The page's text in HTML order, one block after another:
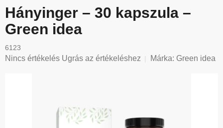
Hányinger – 30 kapszula –
Green idea
6123
A
Nincs értékelés Ugrás az értékeléshez Márka: Green idea